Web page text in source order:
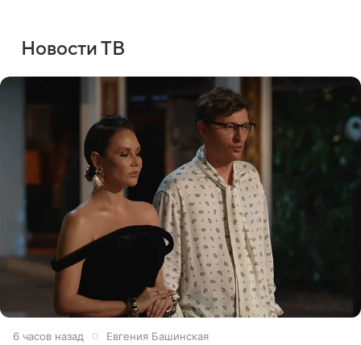
Новости ТВ
6 часов назад Евгения Башинская